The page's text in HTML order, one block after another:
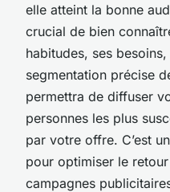
elle atteint la bonne
crucial de bien
habitudes, ses
segmentation précise
permettra de diffuser
personnes les plus
par votre offre. C’est
pour optimiser le
campagnes